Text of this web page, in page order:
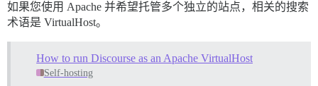
如果您使用 Apache 并希望托管多个独立的站点，相关的搜索
术语是 VirtualHost。
How to run Discourse as an Apache VirtualHost
Self-hosting